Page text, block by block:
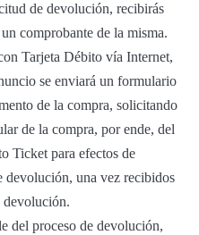
de devolución, recibirás
comprobante de la misma.
Tarjeta Débito vía Internet,
se enviará un formulario
de la compra, solicitando
de la compra, por ende, del
Ticket para efectos de
devolución, una vez recibidos
devolución.
del proceso de devolución,